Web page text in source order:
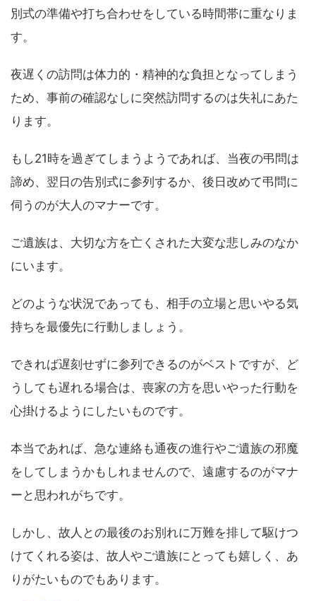
別式の準備や打ち合わせをしている時間帯に重なりま
す。
夜遅くの訪問は体力的・精神的な負担となってしまう
ため、事前の確認なしに突然訪問するのは失礼にあた
ります。
もし21時を過ぎてしまうようであれば、当夜の弔問は
諦め、翌日の告別式に参列するか、後日改めて弔問に
伺うのが大人のマナーです。
ご遺族は、大切な方を亡くされた大変な悲しみのなか
にいます。
どのような状況であっても、相手の立場と思いやる気
持ちを最優先に行動しましょう。
できれば遅刻せずに参列できるのがベストですが、ど
うしても遅れる場合は、喪家の方を思いやった行動を
心掛けるようにしたいものです。
本当であれば、急な連絡も通夜の進行やご遺族の邪魔
をしてしまうかもしれませんので、遠慮するのがマナ
ーと思われがちです。
しかし、故人との最後のお別れに万難を排して駆けつ
けてくれる姿は、故人やご遺族にとっても嬉しく、あ
りがたいものでもあります。